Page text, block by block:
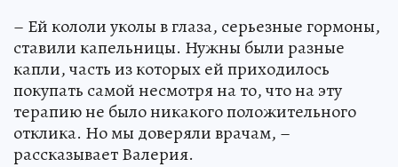
– Ей кололи уколы в глаза, серьезные гормоны,
ставили капельницы. Нужны были разные
капли, часть из которых ей приходилось
покупать самой несмотря на то, что на эту
терапию не было никакого положительного
отклика. Но мы доверяли врачам, –
рассказывает Валерия.